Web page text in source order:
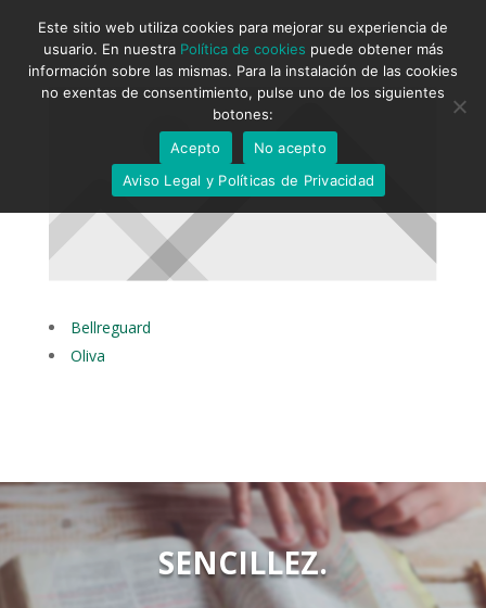
Bellreguard
Oliva
SENCILLEZ.
Este sitio web utiliza cookies para mejorar su experiencia de
usuario. En nuestra Política de cookies puede obtener más
información sobre las mismas. Para la instalación de las cookies
no exentas de consentimiento, pulse uno de los siguientes
botones:
Acepto
No acepto
Aviso Legal y Políticas de Privacidad